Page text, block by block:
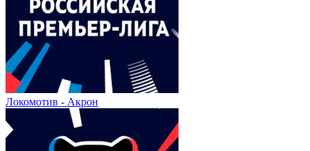
Локомотив - Акрон